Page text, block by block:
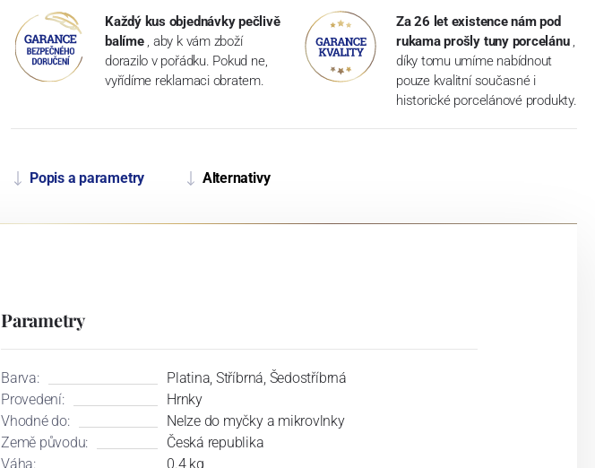
Každý kus objednávky pečlivě
balíme , aby k vám zboží
dorazilo v pořádku. Pokud ne,
vyřídíme reklamaci obratem.
Za 26 let existence nám pod
rukama prošly tuny porcelánu ,
díky tomu umíme nabídnout
pouze kvalitní současné i
historické porcelánové produkty.
Popis a parametry Alternativy
Parametry
Barva:
Platina, Stříbrná, Šedostříbrná
Provedení:
Hrnky
Vhodné do:
Nelze do myčky a mikrovlnky
Země původu:
Česká republika
Váha:
0.4 kg